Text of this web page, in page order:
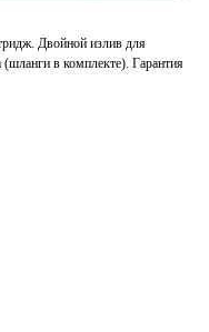
Двойной излив для
в комплекте). Гарантия